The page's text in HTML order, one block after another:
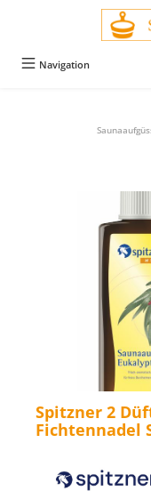
Navigation
Spitzner 2
Fichtennadel